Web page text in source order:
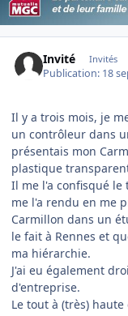
Invité Invités
Publication: 18
Il y a trois mois, je
un contrôleur dans
présentais mon
plastique
Il me l'a confisqué
me l'a rendu en me
Carmillon dans un
le fait à Rennes et
ma hiérarchie.
J'ai eu également
d'entreprise.
Le tout à (très)